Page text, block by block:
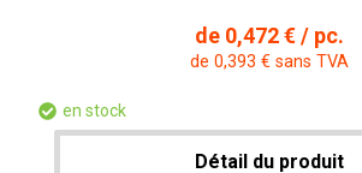
de 0,472 € / pc.
de 0,393 € sans TVA
en stock
Détail du produit